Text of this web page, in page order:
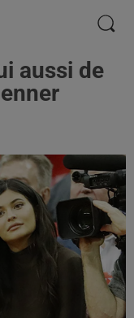
aussi de